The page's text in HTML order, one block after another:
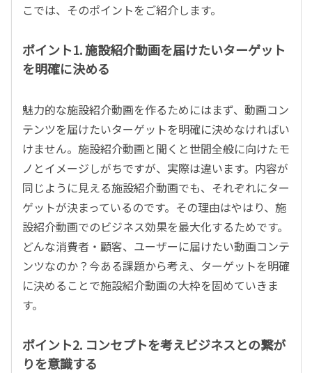
こでは、そのポイントをご紹介します。
ポイント1. 施設紹介動画を届けたいターゲット
を明確に決める
魅力的な施設紹介動画を作るためにはまず、動画コン
テンツを届けたいターゲットを明確に決めなければい
けません。施設紹介動画と聞くと世間全般に向けたモ
ノとイメージしがちですが、実際は違います。内容が
同じように見える施設紹介動画でも、それぞれにター
ゲットが決まっているのです。その理由はやはり、施
設紹介動画でのビジネス効果を最大化するためです。
どんな消費者・顧客、ユーザーに届けたい動画コンテ
ンツなのか？今ある課題から考え、ターゲットを明確
に決めることで施設紹介動画の大枠を固めていきま
す。
ポイント2. コンセプトを考えビジネスとの繋が
りを意識する